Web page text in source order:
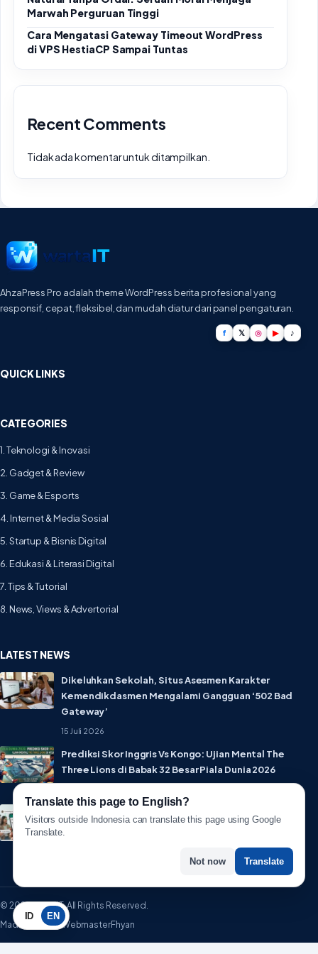
Marwah Perguruan Tinggi
Cara Mengatasi Gateway Timeout WordPress
di VPS HestiaCP Sampai Tuntas
Recent Comments
Tidak ada komentar untuk ditampilkan.
AhzaPress Pro adalah theme WordPress berita profesional yang
responsif, cepat, fleksibel, dan mudah diatur dari panel pengaturan.
f 𝕏 ◎ ▶ ♪
QUICK LINKS
CATEGORIES
1. Teknologi & Inovasi
2. Gadget & Review
3. Game & Esports
4. Internet & Media Sosial
5. Startup & Bisnis Digital
6. Edukasi & Literasi Digital
7. Tips & Tutorial
8. News, Views & Advertorial
LATEST NEWS
Dikeluhkan Sekolah, Situs Asesmen Karakter
Kemendikdasmen Mengalami Gangguan ‘502 Bad
Gateway’
15 Juli 2026
Prediksi Skor Inggris Vs Kongo: Ujian Mental The
Three Lions di Babak 32 Besar Piala Dunia 2026
© 2026 WartaIT. All Rights Reserved.
Made with ♥ by WebmasterFhyan
ID EN
Translate this page to English?
Visitors outside Indonesia can translate this page using Google
Translate.
Not now Translate